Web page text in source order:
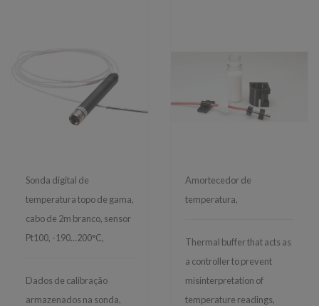
Sonda digital de
temperatura topo de gama,
cabo de 2m branco, sensor
Pt100, -190...200°C,
Dados de calibração
armazenados na sonda,
Amortecedor de
temperatura,
Thermal buffer that acts as
a controller to prevent
misinterpretation of
temperature readings,